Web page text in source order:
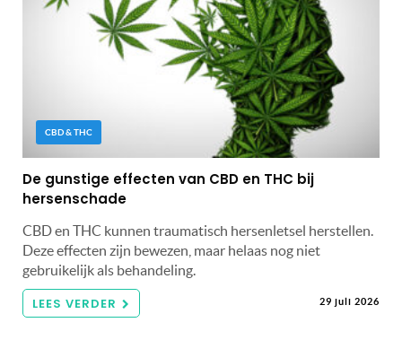
CBD & THC
De gunstige effecten van CBD en THC bij
hersenschade
CBD en THC kunnen traumatisch hersenletsel herstellen.
Deze effecten zijn bewezen, maar helaas nog niet
gebruikelijk als behandeling.
LEES VERDER 29 juli 2026